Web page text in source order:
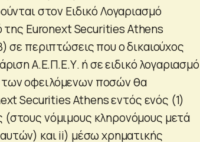
στον Ειδικό Λογαριασμό
της Euronext Securities Athens
σε περιπτώσεις που ο δικαιούχος
Α.Ε.Π.Ε.Υ. ή σε ειδικό λογαριασμό
οφειλόμενων ποσών θα
Securities Athens εντός ενός (1)
νόμιμους κληρονόμους μετά
και ii) μέσω χρηματικής